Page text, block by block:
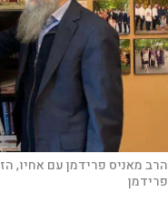
הרב מאניס פרידמן עם אחיו,
פרידמן